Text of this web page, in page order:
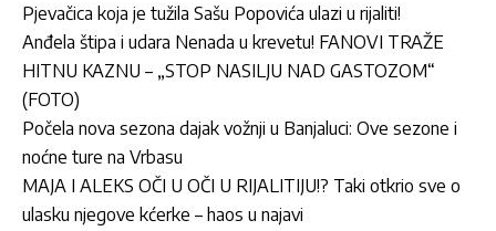
Pjevačica koja je tužila Sašu Popovića ulazi u rijaliti!
Anđela štipa i udara Nenada u krevetu! FANOVI TRAŽE
HITNU KAZNU – „STOP NASILJU NAD GASTOZOM“
(FOTO)
Počela nova sezona dajak vožnji u Banjaluci: Ove sezone i
noćne ture na Vrbasu
MAJA I ALEKS OČI U OČI U RIJALITIJU!? Taki otkrio sve o
ulasku njegove kćerke – haos u najavi